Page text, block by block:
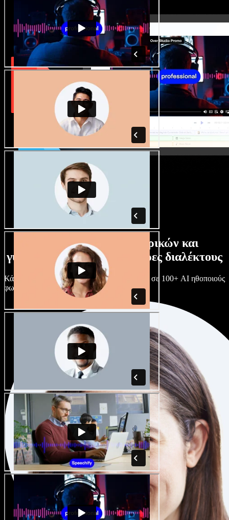
Τεράστια συλλογή ανδρικών και
γυναικείων φωνών με άπειρες διαλέκτους
Κάθε έργο είναι μοναδικό. Διάλεξε ανάμεσα σε 100+ AI ηθοποιούς
φωνής & διαλέκτους και κάν’ τους όπως θες.